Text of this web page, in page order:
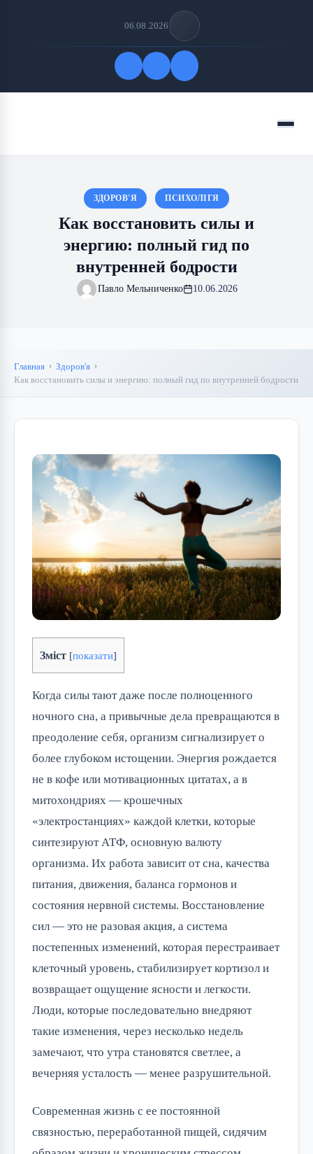
06.08.2026
Меню
ЗДОРОВ'Я ПСИХОЛІГЯ
Как восстановить силы и
энергию: полный гид по
внутренней бодрости
Павло Мельниченко 10.06.2026
Главная
Здоров'я
Как восстановить силы и энергию: полный гид по внутренней бодрости
Зміст [показати]
Когда силы тают даже после полноценного
ночного сна, а привычные дела превращаются в
преодоление себя, организм сигнализирует о
более глубоком истощении. Энергия рождается
не в кофе или мотивационных цитатах, а в
митохондриях — крошечных
«электростанциях» каждой клетки, которые
синтезируют АТФ, основную валюту
организма. Их работа зависит от сна, качества
питания, движения, баланса гормонов и
состояния нервной системы. Восстановление
сил — это не разовая акция, а система
постепенных изменений, которая перестраивает
клеточный уровень, стабилизирует кортизол и
возвращает ощущение ясности и легкости.
Люди, которые последовательно внедряют
такие изменения, через несколько недель
замечают, что утра становятся светлее, а
вечерняя усталость — менее разрушительной.
Современная жизнь с ее постоянной
связностью, переработанной пищей, сидячим